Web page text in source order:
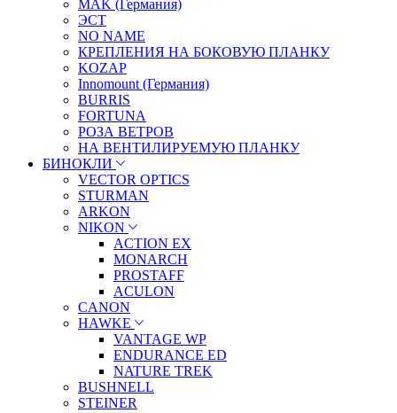
MAK (Германия)
ЭСТ
NO NAME
КРЕПЛЕНИЯ НА БОКОВУЮ ПЛАНКУ
KOZAP
Innomount (Германия)
BURRIS
FORTUNA
РОЗА ВЕТРОВ
НА ВЕНТИЛИРУЕМУЮ ПЛАНКУ
БИНОКЛИ
VECTOR OPTICS
STURMAN
ARKON
NIKON
ACTION EX
MONARCH
PROSTAFF
ACULON
CANON
HAWKE
VANTAGE WP
ENDURANCE ED
NATURE TREK
BUSHNELL
STEINER